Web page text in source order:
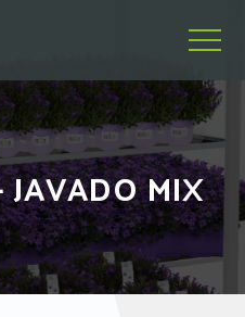
MIX